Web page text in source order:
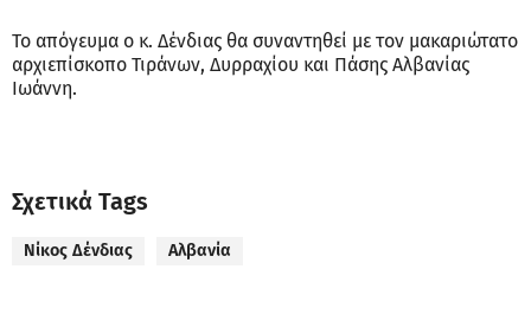
Το απόγευμα ο κ. Δένδιας θα συναντηθεί με τον μακαριώτατο
αρχιεπίσκοπο Τιράνων, Δυρραχίου και Πάσης Αλβανίας
Ιωάννη.
Σχετικά Tags
Νίκος Δένδιας Αλβανία